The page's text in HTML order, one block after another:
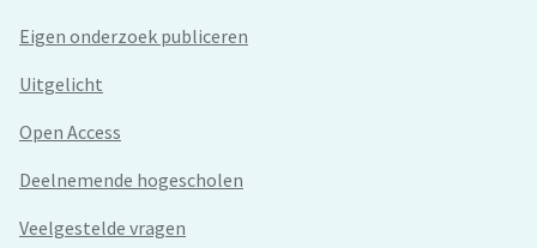
Eigen onderzoek publiceren
Uitgelicht
Open Access
Deelnemende hogescholen
Veelgestelde vragen